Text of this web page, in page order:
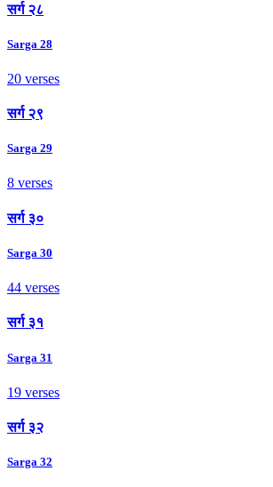
सर्ग २८
Sarga 28
20 verses
सर्ग २९
Sarga 29
8 verses
सर्ग ३०
Sarga 30
44 verses
सर्ग ३१
Sarga 31
19 verses
सर्ग ३२
Sarga 32